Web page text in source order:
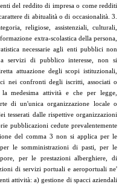
del reddito di impresa o come redditi
di abitualità o di occasionalità. 3.
religiose, assistenziali, culturali,
extra-scolastica della persona,
necessarie agli enti pubblici non
servizi di pubblico interesse, non si
attuazione degli scopi istituzionali,
nei confronti degli iscritti, associati o
medesima attività e che per legge,
di un'unica organizzazione locale o
tesserati dalle rispettive organizzazioni
pubblicazioni cedute prevalentemente
del comma 3 non si applica per le
le somministrazioni di pasti, per le
per le prestazioni alberghiere, di
di servizi portuali e aeroportuali ne'
attività: a) gestione di spacci aziendali